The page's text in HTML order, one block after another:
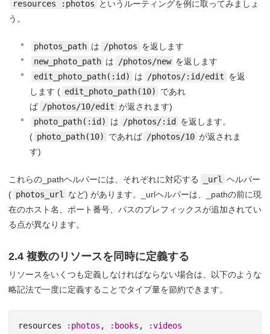
resources :photos
というルーティングを例に取ってみましょ
う。
photos_path は /photos を返します
new_photo_path は /photos/new を返します
edit_photo_path(:id)
は /photos/:id/edit を返
します ( edit_photo_path(10)
であれ
ば /photos/10/edit が返されます)
photo_path(:id)
は /photos/:id
を返します。
( photo_path(10) であれば /photos/10 が返されま
す)
これらの_pathヘルパーには、それぞれに対応する _url
ヘルパー
( photos_url
など) があります。_urlヘルパーは、_pathの前に現
在のホスト名、ポート番号、パスのプレフィックスが追加されてい
る点が異なります。
2.4 複数のリソースを同時に定義する
リソースをいくつも定義しなければならない場合は、以下のような
略記法で一度に定義することでタイプ量を節約できます。
resources :photos , :books , :videos